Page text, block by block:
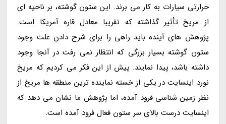
حرارتی سیارات به کار می برند. این ستون گوشته، بر ناحیه ای
از مریخ تأثیر گذاشته که تقریبا معادل قاره آمریکا است.
پژوهش های آینده باید راهی را برای شرح دادن علت وجود
ستون گوشته بسیار بزرگی که انتظار نمی رفت در آنجا وجود
داشته باشد، پیدا نمایند. پیش از این فکر می کردیم که مریخ
نورد اینسایت در یکی از خسته نماینده ترین منطقه ها مریخ از
نظر زمین شناسی فرود آمده، اما پژوهش ما نشان می دهد که
اینسایت درست بالای سر ستون فعال فرود آمده است.